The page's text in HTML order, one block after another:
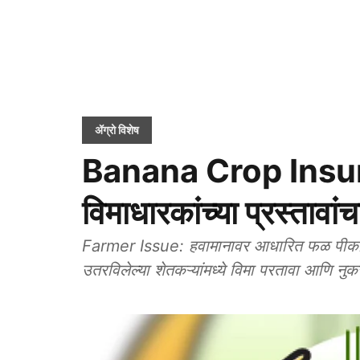
ॲग्रो विशेष
Banana Crop
विमाधारकांच्या
Farmer Issue: हवामानावर आधारित फळ
उतरविलेल्या शेतकऱ्यांमध्ये विमा परतावा आणि